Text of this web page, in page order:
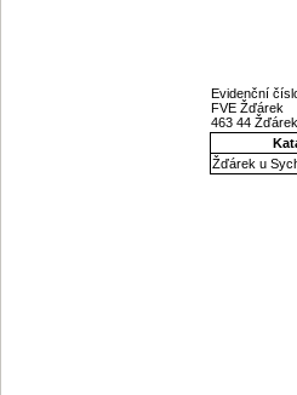
Evidenční
FVE Žďárek
463 44
Žďárek u